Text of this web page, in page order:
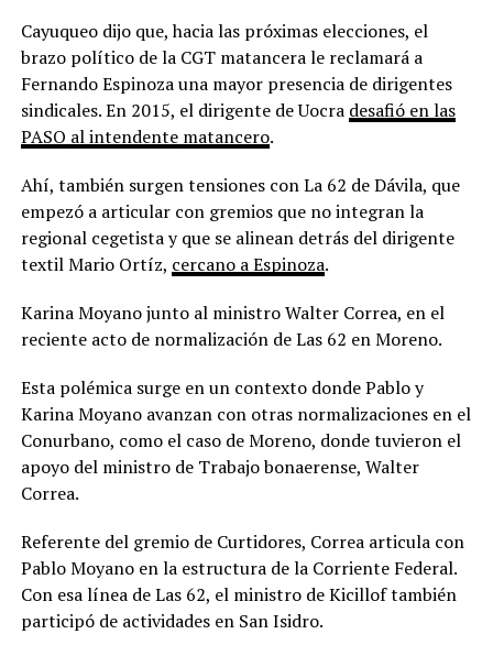
Cayuqueo dijo que, hacia las próximas elecciones, el
brazo político de la CGT matancera le reclamará a
Fernando Espinoza una mayor presencia de dirigentes
sindicales. En 2015, el dirigente de Uocra desafió en las
PASO al intendente matancero.
Ahí, también surgen tensiones con La 62 de Dávila, que
empezó a articular con gremios que no integran la
regional cegetista y que se alinean detrás del dirigente
textil Mario Ortíz, cercano a Espinoza.
Karina Moyano junto al ministro Walter Correa, en el
reciente acto de normalización de Las 62 en Moreno.
Esta polémica surge en un contexto donde Pablo y
Karina Moyano avanzan con otras normalizaciones en el
Conurbano, como el caso de Moreno, donde tuvieron el
apoyo del ministro de Trabajo bonaerense, Walter
Correa.
Referente del gremio de Curtidores, Correa articula con
Pablo Moyano en la estructura de la Corriente Federal.
Con esa línea de Las 62, el ministro de Kicillof también
participó de actividades en San Isidro.